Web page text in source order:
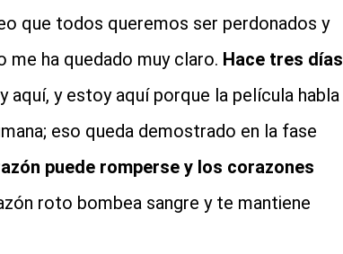
que todos queremos ser perdonados y
me ha quedado muy claro. Hace tres días
aquí, y estoy aquí porque la película habla
eso queda demostrado en la fase
puede romperse y los corazones
roto bombea sangre y te mantiene